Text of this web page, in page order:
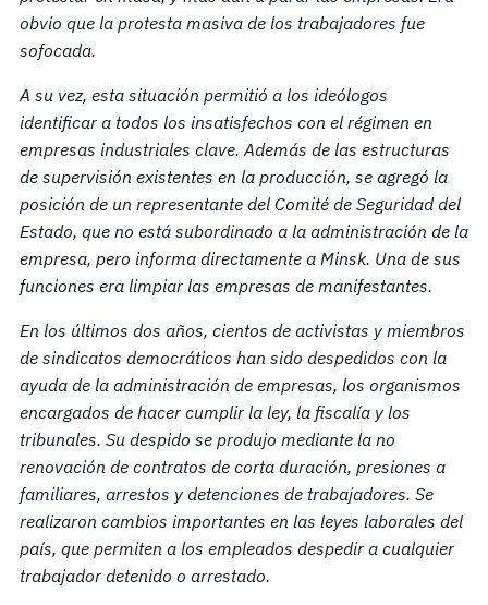
obvio que la protesta masiva de los trabajadores fue
sofocada.
A su vez, esta situación permitió a los ideólogos
identificar a todos los insatisfechos con el régimen en
empresas industriales clave. Además de las estructuras
de supervisión existentes en la producción, se agregó la
posición de un representante del Comité de Seguridad del
Estado, que no está subordinado a la administración de la
empresa, pero informa directamente a Minsk. Una de sus
funciones era limpiar las empresas de manifestantes.
En los últimos dos años, cientos de activistas y miembros
de sindicatos democráticos han sido despedidos con la
ayuda de la administración de empresas, los organismos
encargados de hacer cumplir la ley, la fiscalía y los
tribunales. Su despido se produjo mediante la no
renovación de contratos de corta duración, presiones a
familiares, arrestos y detenciones de trabajadores. Se
realizaron cambios importantes en las leyes laborales del
país, que permiten a los empleados despedir a cualquier
trabajador detenido o arrestado.